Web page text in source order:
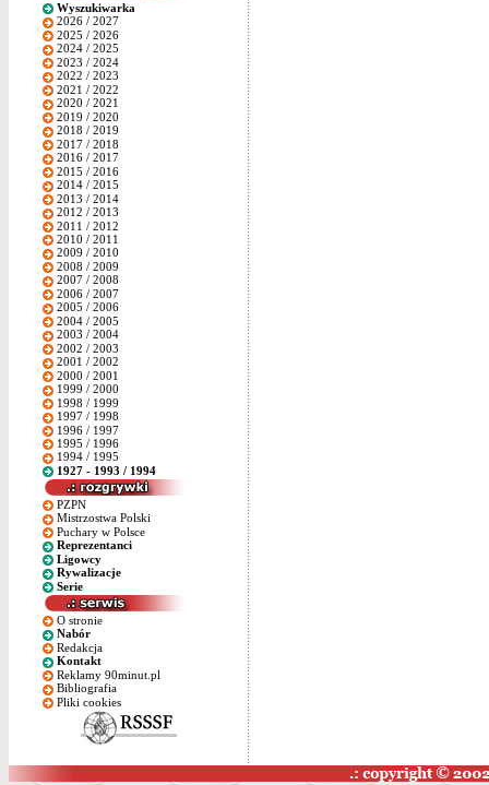
Wyszukiwarka
2026 / 2027
2025 / 2026
2024 / 2025
2023 / 2024
2022 / 2023
2021 / 2022
2020 / 2021
2019 / 2020
2018 / 2019
2017 / 2018
2016 / 2017
2015 / 2016
2014 / 2015
2013 / 2014
2012 / 2013
2011 / 2012
2010 / 2011
2009 / 2010
2008 / 2009
2007 / 2008
2006 / 2007
2005 / 2006
2004 / 2005
2003 / 2004
2002 / 2003
2001 / 2002
2000 / 2001
1999 / 2000
1998 / 1999
1997 / 1998
1996 / 1997
1995 / 1996
1994 / 1995
1927 - 1993 / 1994
PZPN
Mistrzostwa Polski
Puchary w Polsce
Reprezentanci
Ligowcy
Rywalizacje
Serie
O stronie
Nabór
Redakcja
Kontakt
Reklamy 90minut.pl
Bibliografia
Pliki cookies